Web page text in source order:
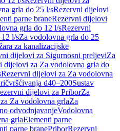
grla do 25 l/sRezervni dijelovi
parne braneRezervni dijelovi
grla do 12 l/sRezervni
l/sZa vodolovna grla do 25
za kanalizacijske
dijelovi za Sigurnosni preljeviZa
dijelovi za Za vodolovna grla do
Rezervni dijelovi za Za vodolovna
d40–200Sustav
dijelovi za PriborZa
Za vodolovna grlaZa
odvodnjavanjeVodolovna
grlaElementi parne
parne branePriborRezervni